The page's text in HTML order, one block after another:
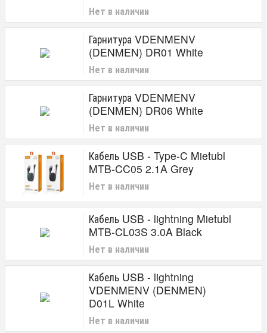
Нет в наличии
Гарнитура VDENMENV
(DENMEN) DR01 White
Нет в наличии
Гарнитура VDENMENV
(DENMEN) DR06 White
Нет в наличии
Кабель USB - Type-C Mietubl
MTB-CC05 2.1A Grey
Нет в наличии
Кабель USB - lightning Mietubl
MTB-CL03S 3.0A Black
Нет в наличии
Кабель USB - lightning
VDENMENV (DENMEN)
D01L White
Нет в наличии